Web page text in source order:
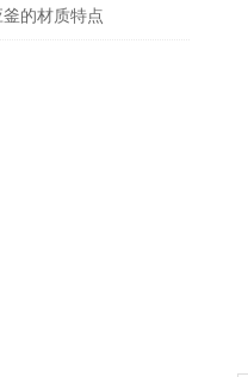
的材质特点